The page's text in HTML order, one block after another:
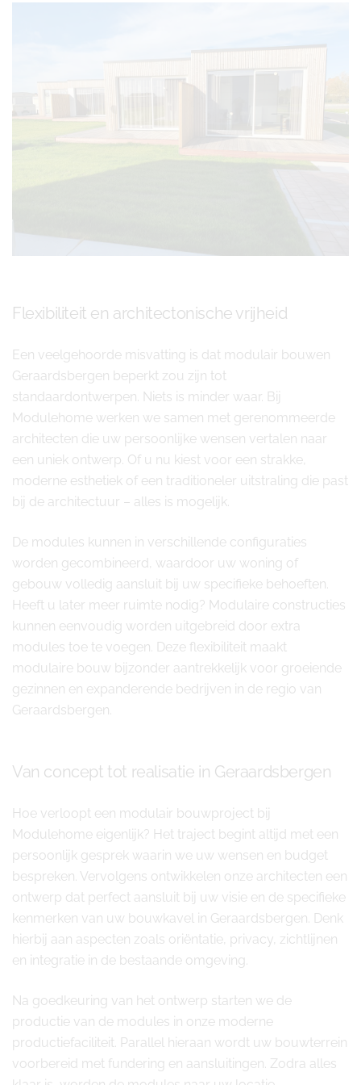
Flexibiliteit en architectonische vrijheid
Een veelgehoorde misvatting is dat modulair bouwen
Geraardsbergen beperkt zou zijn tot
standaardontwerpen. Niets is minder waar. Bij
Modulehome werken we samen met gerenommeerde
architecten die uw persoonlijke wensen vertalen naar
een uniek ontwerp. Of u nu kiest voor een strakke,
moderne esthetiek of een traditioneler uitstraling die past
bij de architectuur – alles is mogelijk.
De modules kunnen in verschillende configuraties
worden gecombineerd, waardoor uw woning of
gebouw volledig aansluit bij uw specifieke behoeften.
Heeft u later meer ruimte nodig? Modulaire constructies
kunnen eenvoudig worden uitgebreid door extra
modules toe te voegen. Deze flexibiliteit maakt
modulaire bouw bijzonder aantrekkelijk voor groeiende
gezinnen en expanderende bedrijven in de regio van
Geraardsbergen.
Van concept tot realisatie in Geraardsbergen
Hoe verloopt een modulair bouwproject bij
Modulehome eigenlijk? Het traject begint altijd met een
persoonlijk gesprek waarin we uw wensen en budget
bespreken. Vervolgens ontwikkelen onze architecten een
ontwerp dat perfect aansluit bij uw visie en de specifieke
kenmerken van uw bouwkavel in Geraardsbergen. Denk
hierbij aan aspecten zoals oriëntatie, privacy, zichtlijnen
en integratie in de bestaande omgeving.
Na goedkeuring van het ontwerp starten we de
productie van de modules in onze moderne
productiefaciliteit. Parallel hieraan wordt uw bouwterrein
voorbereid met fundering en aansluitingen. Zodra alles